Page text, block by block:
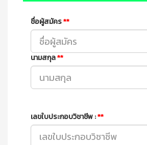
ชื่อผู้สมัคร**
นามสกุล**
เลขใบประกอบวิชาชีพ :**